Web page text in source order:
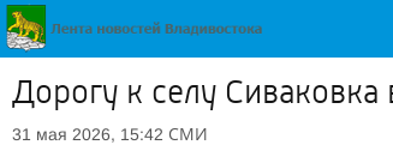
Дорогу к селу
31 мая 2026, 15:42 СМИ